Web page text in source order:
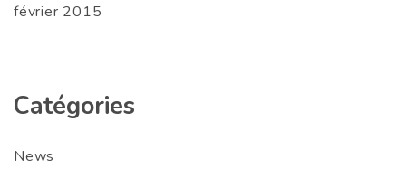
février 2015
Catégories
News